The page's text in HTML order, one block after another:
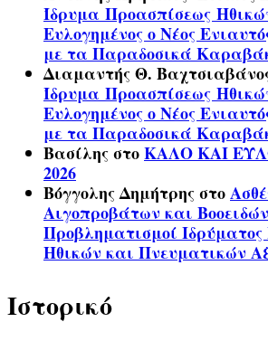
Ίδρυμα Προασπίσεως
Ευλογημένος ο Νέος
με τα Παραδοσικά
Διαμαντής Θ.
Ίδρυμα Προασπίσεως
Ευλογημένος ο Νέος
με τα Παραδοσικά
ΒασίληςστοΚΑΛΟ ΚΑΙ
2026
Βόγγολης Δημήτρηςστο
Αιγοπροβάτων και Βοοειδών
Προβληματισμοί
Ηθικών και Πνευματικών
Ιστορικό